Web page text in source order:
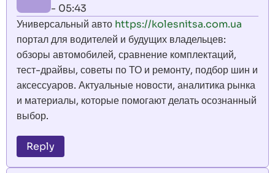
- 05:43
Универсальный авто https://kolesnitsa.com.ua
портал для водителей и будущих владельцев:
обзоры автомобилей, сравнение комплектаций,
тест-драйвы, советы по ТО и ремонту, подбор шин и
аксессуаров. Актуальные новости, аналитика рынка
и материалы, которые помогают делать осознанный
выбор.
Reply